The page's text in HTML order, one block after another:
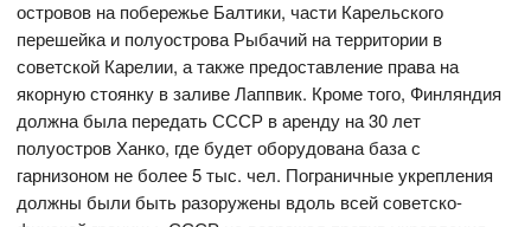
островов на побережье Балтики, части Карельского
перешейка и полуострова Рыбачий на территории в
советской Карелии, а также предоставление права на
якорную стоянку в заливе Лаппвик. Кроме того, Финляндия
должна была передать СССР в аренду на 30 лет
полуостров Ханко, где будет оборудована база с
гарнизоном не более 5 тыс. чел. Пограничные укрепления
должны были быть разоружены вдоль всей советско-